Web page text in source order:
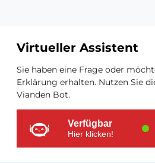
Zusätzliche
Ressourcen
Virtueller Assistent
Sie haben eine Frage oder
Erklärung erhalten. Nutzen Sie
Vianden Bot.
Verfügbar
Hier klicken!